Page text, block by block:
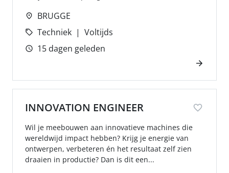
BRUGGE
Techniek
Voltijds
15 dagen geleden
INNOVATION ENGINEER
Wil je meebouwen aan innovatieve machines die
wereldwijd impact hebben? Krijg je energie van
ontwerpen, verbeteren én het resultaat zelf zien
draaien in productie? Dan is dit een...